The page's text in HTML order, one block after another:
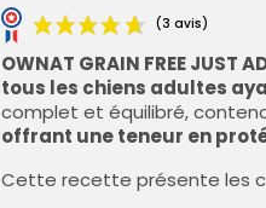
OWNAT GRAIN FREE JUST
tous les chiens adultes
complet et équilibré,
offrant une teneur en
Cette recette présente les